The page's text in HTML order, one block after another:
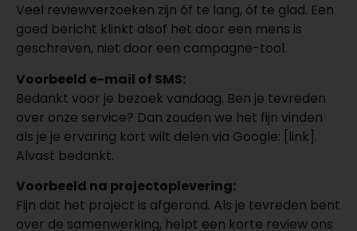
Veel reviewverzoeken zijn óf te lang, óf te glad. Een
goed bericht klinkt alsof het door een mens is
geschreven, niet door een campagne-tool.
Voorbeeld e-mail of SMS:
Bedankt voor je bezoek vandaag. Ben je tevreden
over onze service? Dan zouden we het fijn vinden
als je je ervaring kort wilt delen via Google: [link].
Alvast bedankt.
Voorbeeld na projectoplevering:
Fijn dat het project is afgerond. Als je tevreden bent
over de samenwerking, helpt een korte review ons